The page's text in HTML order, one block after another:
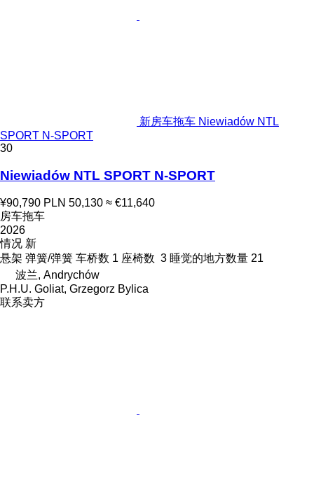
新房车拖车 Niewiadów NTL
SPORT N-SPORT
30
Niewiadów NTL SPORT N-SPORT
¥90,790 PLN 50,130 ≈ €11,640
房车拖车
2026
情况 新
悬架 弹簧/弹簧 车桥数 1 座椅数 3 睡觉的地方数量 21
波兰, Andrychów
P.H.U. Goliat, Grzegorz Bylica
联系卖方